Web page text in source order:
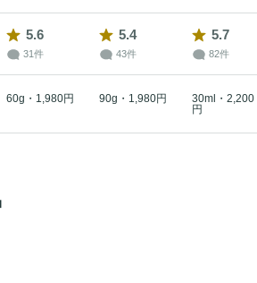
5.6
31件
5.4
43件
5.7
82件
60g・1,980円 90g・1,980円
30ml・2,200
円